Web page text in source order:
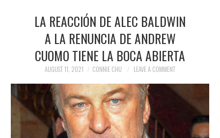
NEWS
POLITICS
SOCIETY
SPORTS
TECHNOLOGY
LA REACCIÓN DE ALEC BALDWIN
A LA RENUNCIA DE ANDREW
CUOMO TIENE LA BOCA ABIERTA
AUGUST 11, 2021 CONNIE CHU LEAVE A COMMENT